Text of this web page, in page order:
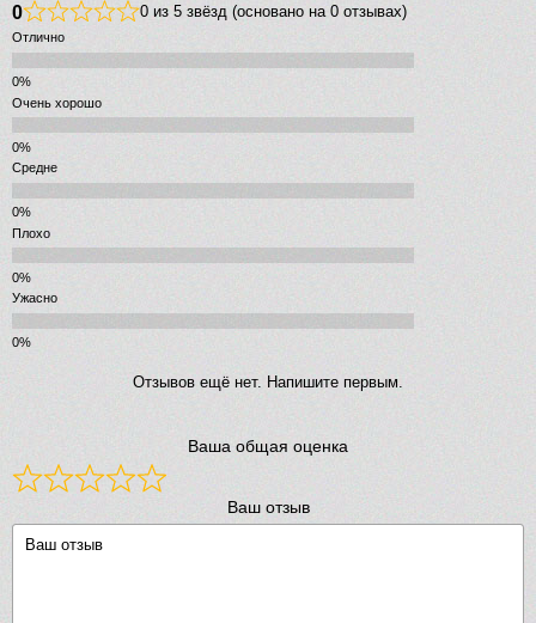
0 0 из 5 звёзд (основано на 0 отзывах)
Отлично
Очень хорошо
Средне
Плохо
Ужасно
Отзывов ещё нет. Напишите первым.
Ваша общая оценка
Ваш отзыв